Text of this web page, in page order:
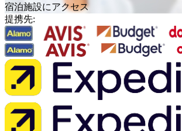
宿泊施設にアクセス
提携先: